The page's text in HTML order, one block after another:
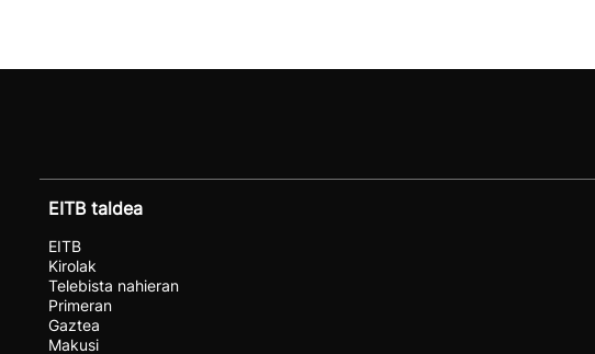
EITB taldea
EITB
Kirolak
Telebista nahieran
Primeran
Gaztea
Makusi